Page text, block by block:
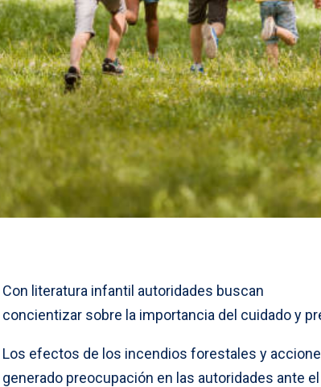
Con literatura infantil autoridades buscan
concientizar sobre la importancia del cuidado y
Los efectos de los incendios forestales y
generado preocupación en las autoridades ante